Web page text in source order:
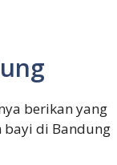
berikan yang
di Bandung